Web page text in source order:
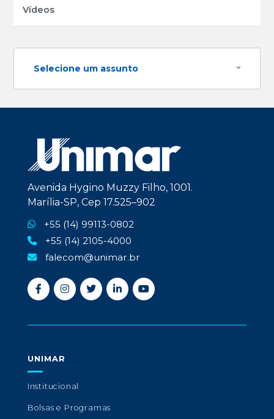
Vídeos
Selecione um assunto
Avenida Hygino Muzzy Filho, 1001.
Marília-SP, Cep 17.525–902
+55 (14) 99113-0802
+55 (14) 2105-4000
falecom@unimar.br
UNIMAR
Institucional
Bolsas e Programas